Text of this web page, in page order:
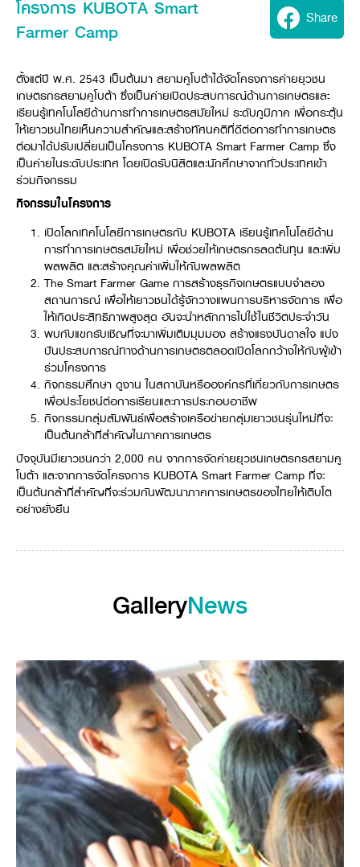
Other products
Construction
Mini-excavator
Mini-excavator Implement
Wheel Loader
Agricultural Innovation
Drone
Seeding Center
Investment
Materials
Join the Network
Contact
Company History
Vision & Mission
Asian Leader with International Standard
International
Background
Export Products
International Subsidiaries Offices
International Service Centers
Career
Internship Program
Employee Welfare
New Update
New Update
News & Activity
Corporate News
News & Social Activity
TVC
Social Activities
Royal Projects
Community and Social Development
Education and Youth
Environment, Safety and Occupational Health
KUBOTA and Farmerco-operation
Large Scale Farm
Learning Centre
Online Journal
OnlineShowroom
Customer Service
Leasing
KUBOTA Store
KUBOTA (Agri) Solutions
KUBOTA FARM
KUBOTA FAMILY
language
ไทย English
โครงการ KUBOTA Smart
Farmer Camp
Share
ตั้งแต่ปี พ.ศ. 2543 เป็นต้นมา สยามคูโบต้าได้จัดโครงการค่ายยุวชน
เกษตรกรสยามคูโบต้า ซึ่งเป็นค่ายเปิดประสบการณ์ด้านการเกษตรและ
เรียนรู้เทคโนโลยีด้านการทำการเกษตรสมัยใหม่ ระดับภูมิภาค เพื่อกระตุ้น
ให้เยาวชนไทยเห็นความสำคัญและสร้างทัศนคติที่ดีต่อการทำการเกษตร
ต่อมาได้ปรับเปลี่ยนเป็นโครงการ KUBOTA Smart Farmer Camp ซึ่ง
เป็นค่ายในระดับประเทศ โดยเปิดรับนิสิตและนักศึกษาจากทั่วประเทศเข้า
ร่วมกิจกรรม
กิจกรรมในโครงการ
เปิดโลกเทคโนโลยีการเกษตรกับ KUBOTA เรียนรู้เทคโนโลยีด้าน
การทำการเกษตรสมัยใหม่ เพื่อช่วยให้เกษตรกรลดต้นทุน และเพิ่ม
ผลผลิต และสร้างคุณค่าเพิ่มให้กับผลผลิต
The Smart Farmer Game การสร้างธุรกิจเกษตรแบบจำลอง
สถานการณ์ เพื่อให้เยาวชนได้รู้จักวางแผนการบริหารจัดการ เพื่อ
ให้เกิดประสิทธิภาพสูงสุด อันจะนำหลักการไปใช้ในชีวิตประจำวัน
พบกับแขกรับเชิญที่จะมาเพิ่มเติมมุมมอง สร้างแรงบันดาลใจ แบ่ง
ปันประสบการณ์ทางด้านการเกษตรตลอดเปิดโลกกว้างให้กับผู้เข้า
ร่วมโครงการ
กิจกรรมศึกษา ดูงาน ในสถาบันหรือองค์กรที่เกี่ยวกับการเกษตร
เพื่อประโยชน์ต่อการเรียนและการประกอบอาชีพ
กิจกรรมกลุ่มสัมพันธ์เพื่อสร้างเครือข่ายกลุ่มเยาวชนรุ่นใหม่ที่จะ
เป็นต้นกล้าที่สำคัญในภาคการเกษตร
ปัจจุบันมีเยาวชนกว่า 2,000 คน จากการจัดค่ายยุวชนเกษตรกรสยามคู
โบต้า และจากการจัดโครงการ KUBOTA Smart Farmer Camp ที่จะ
เป็นต้นกล้าที่สำคัญที่จะร่วมกันพัฒนาภาคการเกษตรของไทยให้เติบโต
อย่างยั่งยืน
GalleryNews